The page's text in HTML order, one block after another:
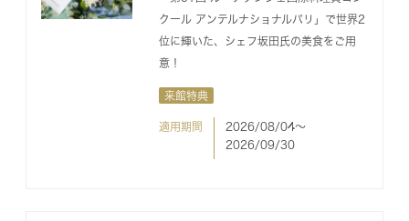
クール アンテルナショナルパリ」で世界2
位に輝いた、シェフ坂田氏の美食をご用
意！
来館特典
適用期間
2026/08/04〜
2026/09/30